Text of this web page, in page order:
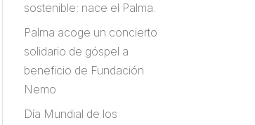
sostenible: nace el Palma.
Palma acoge un concierto
solidario de góspel a
beneficio de Fundación
Nemo
Día Mundial de los